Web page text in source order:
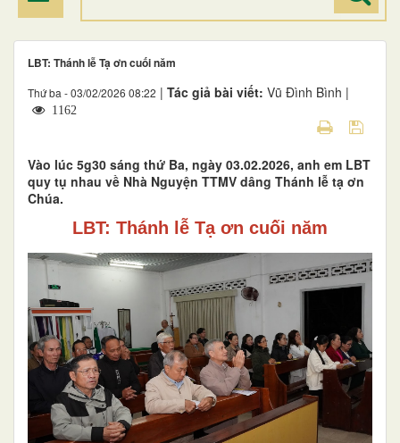
LBT: Thánh lễ Tạ ơn cuối năm
Thứ ba - 03/02/2026 08:22 | Tác giả bài viết: Vũ Đình Bình |
1162
Vào lúc 5g30 sáng thứ Ba, ngày 03.02.2026, anh em LBT
quy tụ nhau về Nhà Nguyện TTMV dâng Thánh lễ tạ ơn
Chúa.
LBT: Thánh lễ Tạ ơn cuối năm